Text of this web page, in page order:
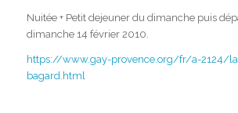
Nuitée + Petit dejeuner du dimanche puis
dimanche 14 février 2010.
https://www.gay-provence.org/fr/a-2124/
bagard.html